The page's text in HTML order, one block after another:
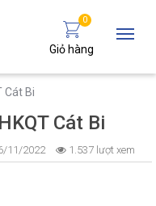
0
Giỏ hàng
Cát Bi
Cát Bi
11/2022 1.537 lượt xem